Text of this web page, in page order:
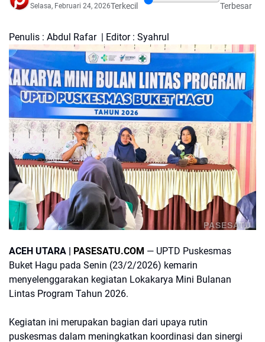
Selasa, Februari 24, 2026Terkecil
Terbesar
Penulis : Abdul Rafar | Editor : Syahrul
PASESATU
ACEH UTARA | PASESATU.COM — UPTD Puskesmas
Buket Hagu pada Senin (23/2/2026) kemarin
menyelenggarakan kegiatan Lokakarya Mini Bulanan
Lintas Program Tahun 2026.
Kegiatan ini merupakan bagian dari upaya rutin
puskesmas dalam meningkatkan koordinasi dan sinergi